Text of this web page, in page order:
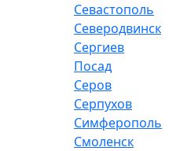
Севастополь
Северодвинск
Сергиев
Посад
Серов
Серпухов
Симферополь
Смоленск